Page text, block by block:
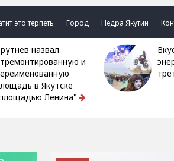
это терпеть Город Недра Якутии
и
в Якутске
Ленина"
Вкус, музыка и